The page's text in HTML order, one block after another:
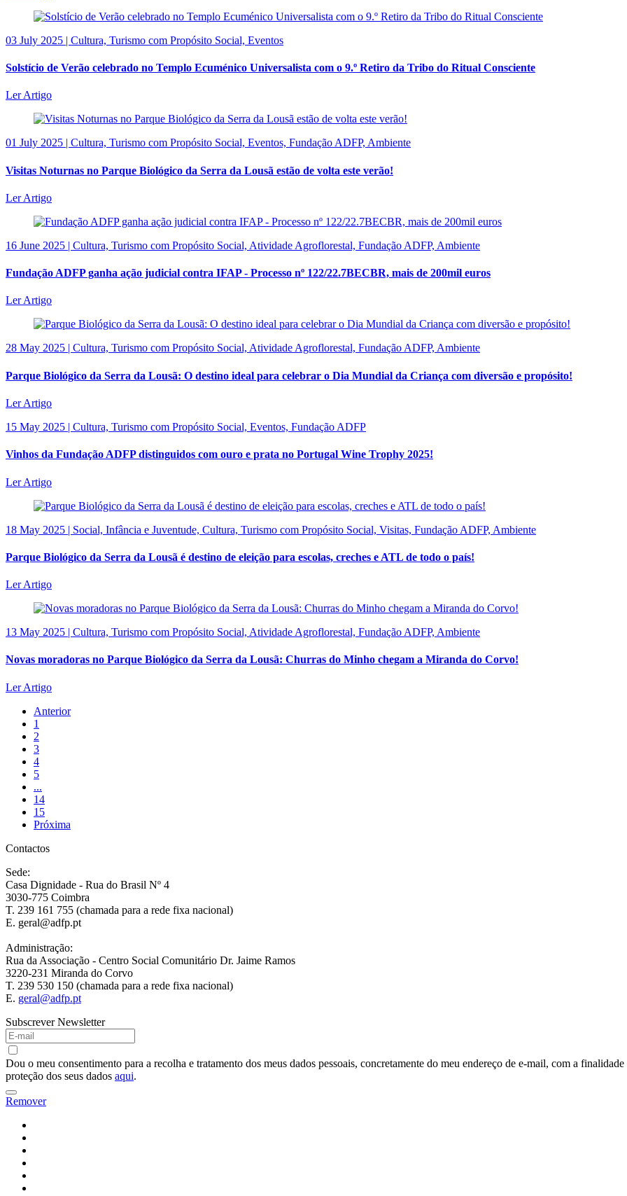
03 July 2025 | Cultura, Turismo com Propósito Social, Eventos
Solstício de Verão celebrado no Templo Ecuménico Universalista com o 9.º Retiro da Tribo do Ritual Consciente
Ler Artigo
01 July 2025 | Cultura, Turismo com Propósito Social, Eventos, Fundação ADFP, Ambiente
Visitas Noturnas no Parque Biológico da Serra da Lousã estão de volta este verão!
Ler Artigo
16 June 2025 | Cultura, Turismo com Propósito Social, Atividade Agroflorestal, Fundação ADFP, Ambiente
Fundação ADFP ganha ação judicial contra IFAP - Processo nº 122/22.7BECBR, mais de 200mil euros
Ler Artigo
28 May 2025 | Cultura, Turismo com Propósito Social, Atividade Agroflorestal, Fundação ADFP, Ambiente
Parque Biológico da Serra da Lousã: O destino ideal para celebrar o Dia Mundial da Criança com diversão e propósito!
Ler Artigo
15 May 2025 | Cultura, Turismo com Propósito Social, Eventos, Fundação ADFP
Vinhos da Fundação ADFP distinguidos com ouro e prata no Portugal Wine Trophy 2025!
Ler Artigo
18 May 2025 | Social, Infância e Juventude, Cultura, Turismo com Propósito Social, Visitas, Fundação ADFP, Ambiente
Parque Biológico da Serra da Lousã é destino de eleição para escolas, creches e ATL de todo o país!
Ler Artigo
13 May 2025 | Cultura, Turismo com Propósito Social, Atividade Agroflorestal, Fundação ADFP, Ambiente
Novas moradoras no Parque Biológico da Serra da Lousã: Churras do Minho chegam a Miranda do Corvo!
Ler Artigo
Anterior
1
2
3
4
5
...
14
15
Próxima
Contactos
Sede:
Casa Dignidade - Rua do Brasil Nº 4
3030-775 Coimbra
T. 239 161 755 (chamada para a rede fixa nacional)
E. geral@adfp.pt
Administração:
Rua da Associação - Centro Social Comunitário Dr. Jaime Ramos
3220-231 Miranda do Corvo
T. 239 530 150 (chamada para a rede fixa nacional)
E. geral@adfp.pt
Subscrever Newsletter
Dou o meu consentimento para a recolha e tratamento dos meus dados pessoais, concretamente do meu endereço de e-mail, com a
proteção dos seus dados aqui.
Remover